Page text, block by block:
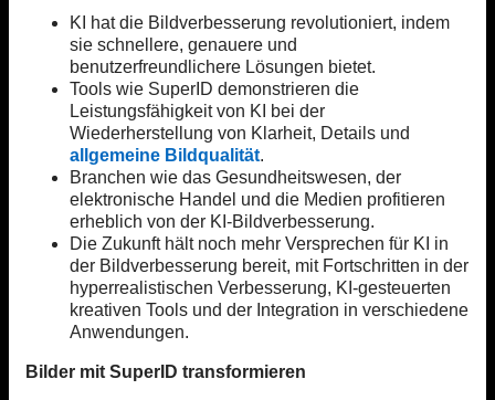
KI hat die Bildverbesserung revolutioniert, indem
sie schnellere, genauere und
benutzerfreundlichere Lösungen bietet.
Tools wie SuperID demonstrieren die
Leistungsfähigkeit von KI bei der
Wiederherstellung von Klarheit, Details und
allgemeine Bildqualität.
Branchen wie das Gesundheitswesen, der
elektronische Handel und die Medien profitieren
erheblich von der KI-Bildverbesserung.
Die Zukunft hält noch mehr Versprechen für KI in
der Bildverbesserung bereit, mit Fortschritten in der
hyperrealistischen Verbesserung, KI-gesteuerten
kreativen Tools und der Integration in verschiedene
Anwendungen.
Bilder mit SuperID transformieren